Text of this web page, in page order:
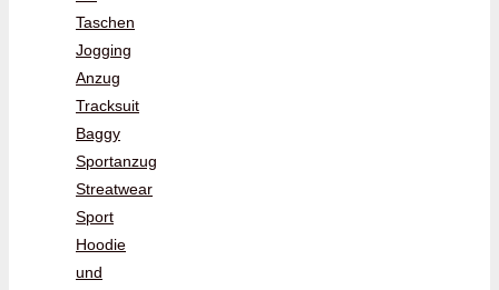
Taschen
Jogging
Anzug
Tracksuit
Baggy
Sportanzug
Streatwear
Sport
Hoodie
und